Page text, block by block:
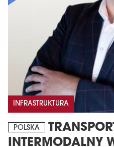
INFRASTRUKTURA
POLSKA
INTERMODALNY